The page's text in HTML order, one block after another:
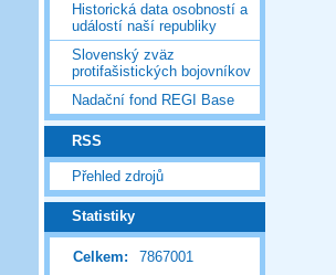
Historická data osobností a
událostí naší republiky
Slovenský zväz
protifašistických bojovníkov
Nadační fond REGI Base
RSS
Přehled zdrojů
Statistiky
Celkem:
7867001